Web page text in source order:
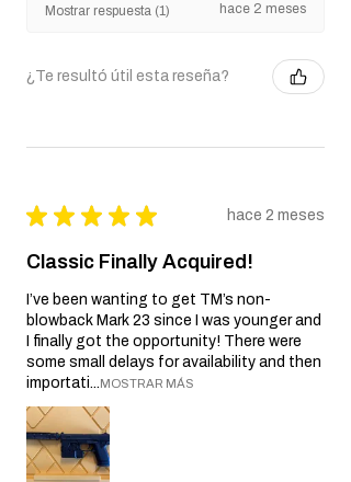
Mostrar respuesta (1) hace 2 meses
¿Te resultó útil esta reseña?
★ ★ ★ ★ ★ hace 2 meses
Classic Finally Acquired!
I’ve been wanting to get TM’s non-
blowback Mark 23 since I was younger and
I finally got the opportunity! There were
some small delays for availability and then
importati...MOSTRAR MÁS